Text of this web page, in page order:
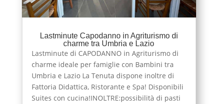
Lastminute Capodanno in Agriturismo di
charme tra Umbria e Lazio
Lastminute di CAPODANNO in Agriturismo di
charme ideale per famiglie con Bambini tra
Umbria e Lazio La Tenuta dispone inoltre di
Fattoria Didattica, Ristorante e Spa! Disponibili
Suites con cucina!INOLTRE:possibilità di pasti